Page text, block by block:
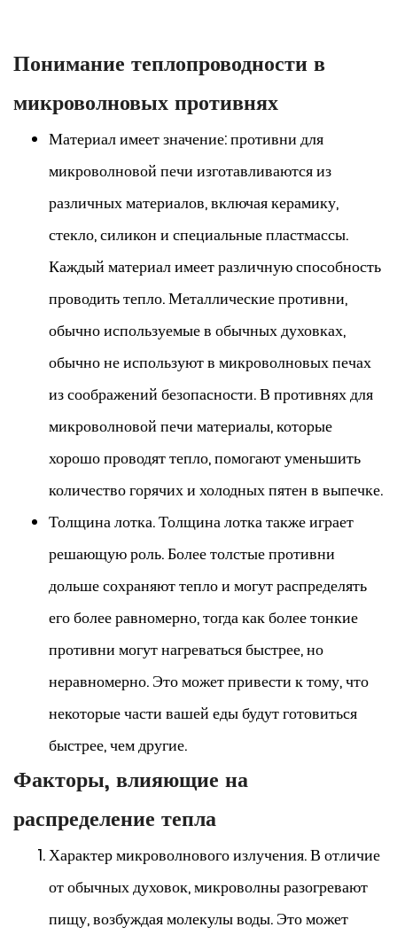
Понимание теплопроводности в
микроволновых противнях
Материал имеет значение: противни для
микроволновой печи изготавливаются из
различных материалов, включая керамику,
стекло, силикон и специальные пластмассы.
Каждый материал имеет различную способность
проводить тепло. Металлические противни,
обычно используемые в обычных духовках,
обычно не используют в микроволновых печах
из соображений безопасности. В противнях для
микроволновой печи материалы, которые
хорошо проводят тепло, помогают уменьшить
количество горячих и холодных пятен в выпечке.
Толщина лотка. Толщина лотка также играет
решающую роль. Более толстые противни
дольше сохраняют тепло и могут распределять
его более равномерно, тогда как более тонкие
противни могут нагреваться быстрее, но
неравномерно. Это может привести к тому, что
некоторые части вашей еды будут готовиться
быстрее, чем другие.
Факторы, влияющие на
распределение тепла
Характер микроволнового излучения. В отличие
от обычных духовок, микроволны разогревают
пищу, возбуждая молекулы воды. Это может